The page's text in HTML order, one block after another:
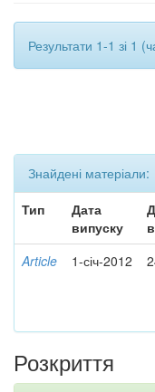
Результати 1-1 зі 1
Знайдені матеріали:
Тип
Дата
випуску
Article 1-січ-2012
Розкриття